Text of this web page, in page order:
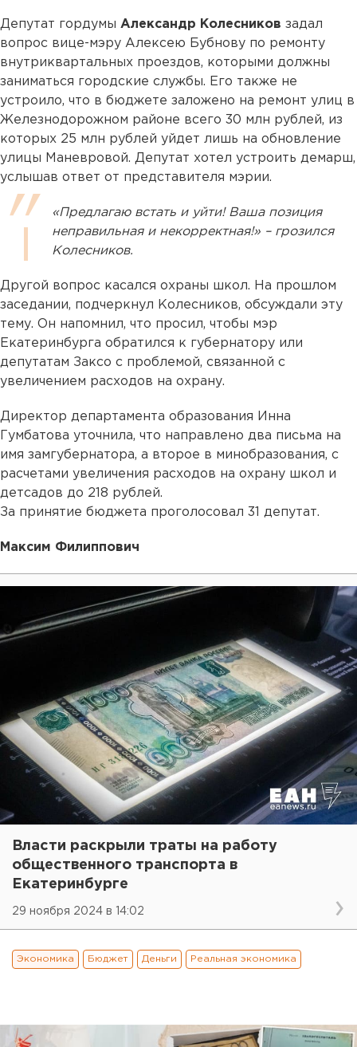
Депутат гордумы Александр Колесников задал
вопрос вице-мэру Алексею Бубнову по ремонту
внутриквартальных проездов, которыми должны
заниматься городские службы. Его также не
устроило, что в бюджете заложено на ремонт улиц в
Железнодорожном районе всего 30 млн рублей, из
которых 25 млн рублей уйдет лишь на обновление
улицы Маневровой. Депутат хотел устроить демарш,
услышав ответ от представителя мэрии.
«Предлагаю встать и уйти! Ваша позиция
неправильная и некорректная!» – грозился
Колесников.
Другой вопрос касался охраны школ. На прошлом
заседании, подчеркнул Колесников, обсуждали эту
тему. Он напомнил, что просил, чтобы мэр
Екатеринбурга обратился к губернатору или
депутатам Заксо с проблемой, связанной с
увеличением расходов на охрану.
Директор департамента образования Инна
Гумбатова уточнила, что направлено два письма на
имя замгубернатора, а второе в минобразования, с
расчетами увеличения расходов на охрану школ и
детсадов до 218 рублей.
За принятие бюджета проголосовал 31 депутат.
Максим Филиппович
Власти раскрыли траты на работу
общественного транспорта в
Екатеринбурге
29 ноября 2024 в 14:02
Экономика Бюджет Деньги Реальная экономика